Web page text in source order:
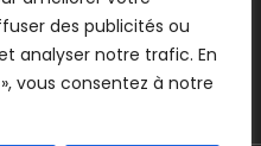
des publicités ou
analyser notre trafic. En
vous consentez à notre
coach